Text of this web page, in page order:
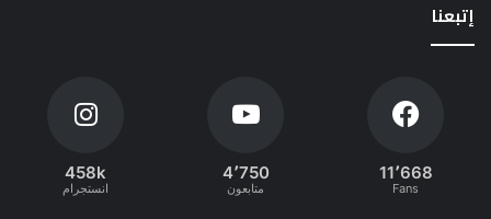
إتبعنا
11٬668
Fans
4٬750
متابعون
458k
انستجرام